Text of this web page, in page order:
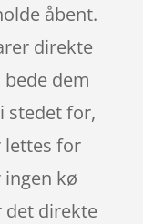
åbent.
direkte
dem
stedet for,
lettes for
kø
det direkte